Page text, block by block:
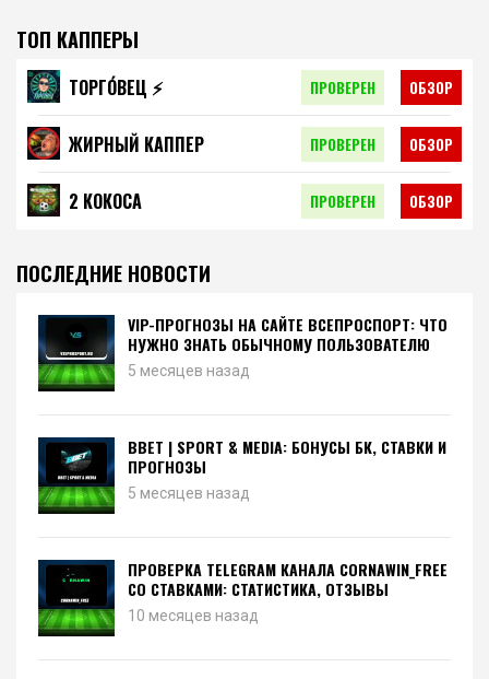
ТОП КАППЕРЫ
ТОРГО́ВЕЦ ⚡️ ПРОВЕРЕН ОБЗОР
ЖИРНЫЙ КАППЕР ПРОВЕРЕН ОБЗОР
2 КОКОСА ПРОВЕРЕН ОБЗОР
ПОСЛЕДНИЕ НОВОСТИ
VIP-ПРОГНОЗЫ НА САЙТЕ ВСЕПРОСПОРТ: ЧТО
НУЖНО ЗНАТЬ ОБЫЧНОМУ ПОЛЬЗОВАТЕЛЮ
5 месяцев назад
BBET | SPORT & MEDIA: БОНУСЫ БК, СТАВКИ И
ПРОГНОЗЫ
5 месяцев назад
ПРОВЕРКА TELEGRAM КАНАЛА CORNAWIN_FREE
СО СТАВКАМИ: СТАТИСТИКА, ОТЗЫВЫ
10 месяцев назад